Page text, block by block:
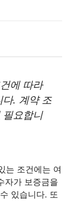
에 따라
다. 계약 조
필요합니
는 조건에는 여
자가 보증금을
있습니다. 또